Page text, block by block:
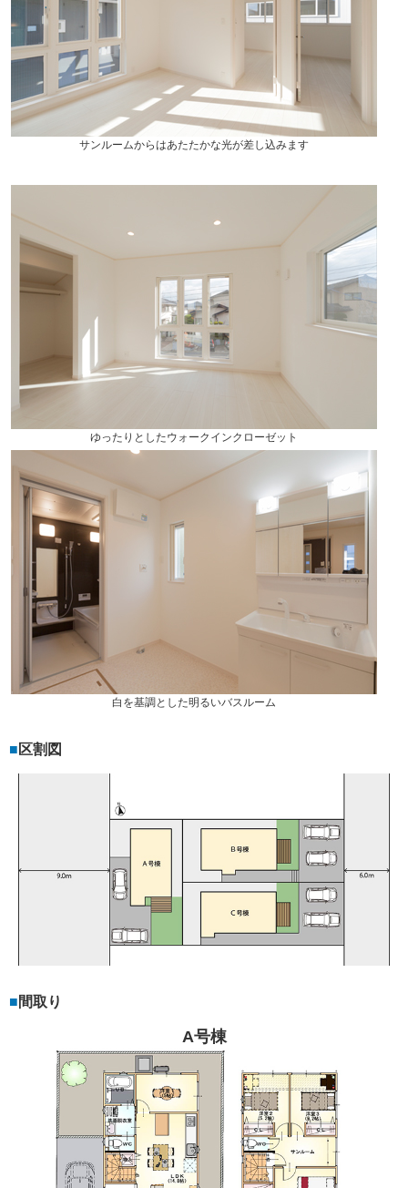
サンルームからはあたたかな光が差し込みます
ゆったりとしたウォークインクローゼット
白を基調とした明るいバスルーム
区割図
間取り
A号棟